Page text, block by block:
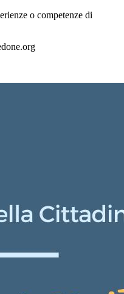
o competenze di